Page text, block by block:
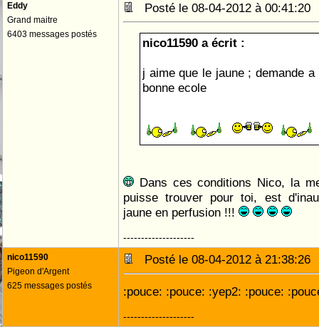
Eddy
Grand maitre
6403 messages postés
Posté le 08-04-2012 à
nico11590 a écrit :
j aime que le jaune ; demande
bonne ecole
Dans ces conditions Nico, la
puisse trouver pour toi, est
jaune en perfusion !!!
--------------------
nico11590
Pigeon d'Argent
625 messages postés
Posté le 08-04-2012 à
:pouce: :pouce: :yep2: :pouce:
--------------------